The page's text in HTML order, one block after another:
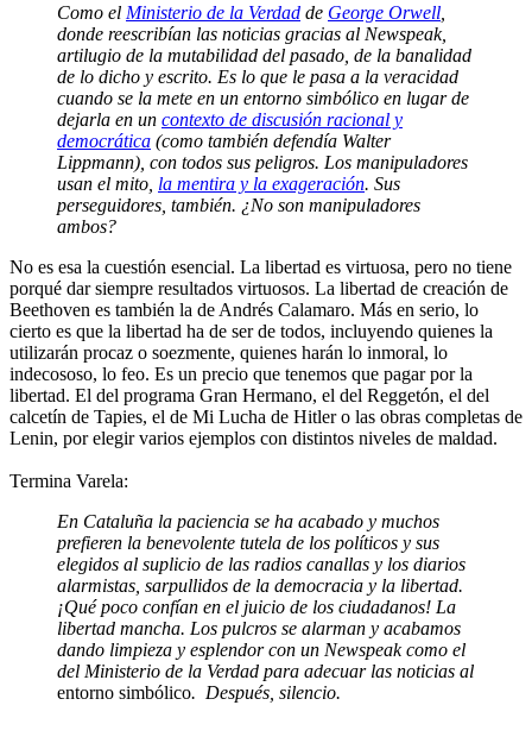
Como el Ministerio de la Verdad de George Orwell
donde reescribían las noticias gracias al Newspeak,
artilugio de la mutabilidad del pasado, de la banalidad
de lo dicho y escrito. Es lo que le pasa a la veracidad
cuando se la mete en un entorno simbólico en lugar de
dejarla en un contexto de discusión racional y
democrática (como también defendía Walter
Lippmann), con todos sus peligros. Los manipuladores
usan el mito, la mentira y la exageración. Sus
perseguidores, también. ¿No son manipuladores
ambos?
No es esa la cuestión esencial. La libertad es virtuosa, pero no tiene
porqué dar siempre resultados virtuosos. La libertad de creación de
Beethoven es también la de Andrés Calamaro. Más en serio, lo
cierto es que la libertad ha de ser de todos, incluyendo quienes la
utilizarán procaz o soezmente, quienes harán lo inmoral, lo
indecososo, lo feo. Es un precio que tenemos que pagar por la
libertad. El del programa Gran Hermano, el del Reggetón, el del
calcetín de Tapies, el de Mi Lucha de Hitler o las obras completas de
Lenin, por elegir varios ejemplos con distintos niveles de maldad.
Termina Varela:
En Cataluña la paciencia se ha acabado y muchos
prefieren la benevolente tutela de los políticos y sus
elegidos al suplicio de las radios canallas y los diarios
alarmistas, sarpullidos de la democracia y la libertad.
¡Qué poco confían en el juicio de los ciudadanos! La
libertad mancha. Los pulcros se alarman y acabamos
dando limpieza y esplendor con un Newspeak como el
del Ministerio de la Verdad para adecuar las noticias al
entorno simbólico. Después, silencio.